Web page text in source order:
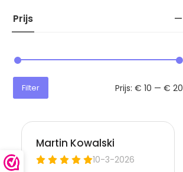
Prijs
Filter Prijs: € 10 — € 20